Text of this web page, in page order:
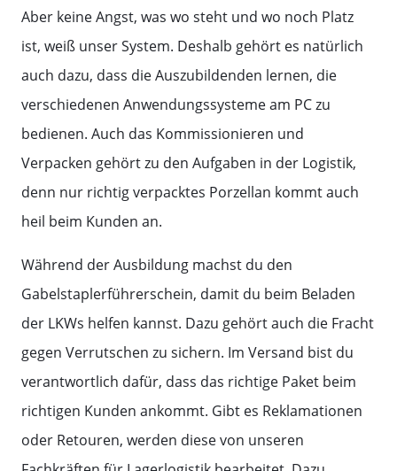
Aber keine Angst, was wo steht und wo noch Platz
ist, weiß unser System. Deshalb gehört es natürlich
auch dazu, dass die Auszubildenden lernen, die
verschiedenen Anwendungssysteme am PC zu
bedienen. Auch das Kommissionieren und
Verpacken gehört zu den Aufgaben in der Logistik,
denn nur richtig verpacktes Porzellan kommt auch
heil beim Kunden an.
Während der Ausbildung machst du den
Gabelstaplerführerschein, damit du beim Beladen
der LKWs helfen kannst. Dazu gehört auch die Fracht
gegen Verrutschen zu sichern. Im Versand bist du
verantwortlich dafür, dass das richtige Paket beim
richtigen Kunden ankommt. Gibt es Reklamationen
oder Retouren, werden diese von unseren